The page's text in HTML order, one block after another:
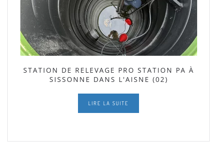
STATION DE RELEVAGE PRO STATION PA À
SISSONNE DANS L'AISNE (02)
LIRE LA SUITE